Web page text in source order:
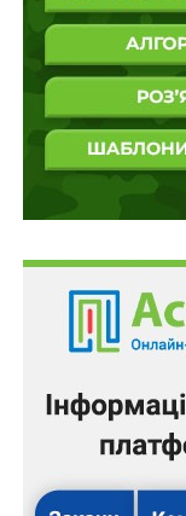
ЦИВІЛЬНИЙ
Податковим та
обробляти
комплексного
НЕ ПРОПУСТІТЬ
Порядок